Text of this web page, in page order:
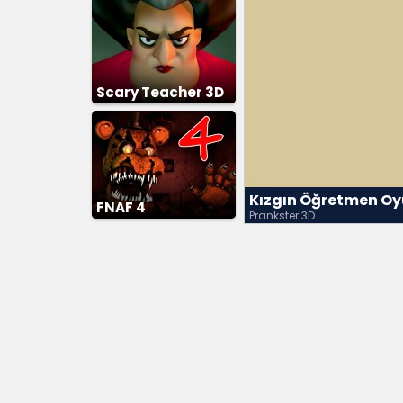
Scary Teacher 3D
FNAF 4 Kızgın Öğretmen
Prankster 3D